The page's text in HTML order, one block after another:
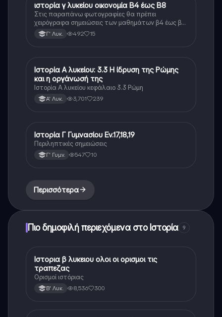
Ιστορία
ιστορία γ λυκείου οικονομία Β4 έως Β8
Στις παραπάνω φωτογραφίες θα πρέπει
χειρόγραφα σημειώσεις των μαθημάτων β4 έως β8
της οικονομίας της ιστορίας γ λυκείου οι σημειώσεις
αυτές είναι ίδιες ή αρκετά κοντά στο πρωτότυπο
Γ' Λυκ. 492 15
Ιστορία
Ιστορία Α λυκείου: 3.3 Η ίδρυση της Ρώμης
και η οργάνωσή της
Ιστορία Α λυκείου κεφάλαιο 3.3 Ρώμη
Α' Λυκ. 3,701 239
Ιστορία
Ιστορία Γ Γυμνασίου Εν.17,18,19
Περιληπτικές σημειώσεις
Γ' Γυμν. 547 10
Περισσότερα
Πιο δημοφιλή περιεχόμενα στο Ιστορία 9
Ιστορία
Ιστορια β λυκειου ολοι οι ορισμοι τις
τραπεζας
Ορισμοί ιστόριας
Β' Λυκ. 8,536 300